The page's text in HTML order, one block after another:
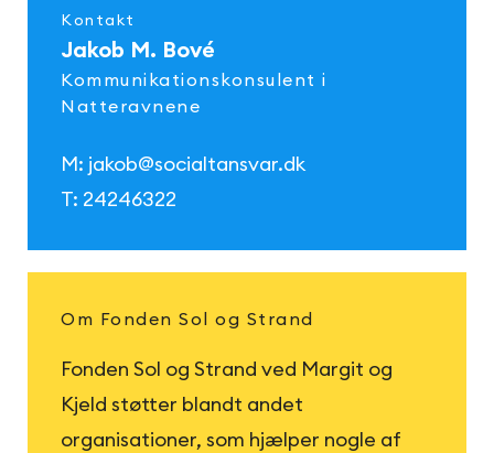
Kontakt
Jakob M. Bové
Kommunikationskonsulent i
Natteravnene
M: jakob@socialtansvar.dk
T: 24246322
Om Fonden Sol og Strand
Fonden Sol og Strand ved Margit og
Kjeld støtter blandt andet
organisationer, som hjælper nogle af